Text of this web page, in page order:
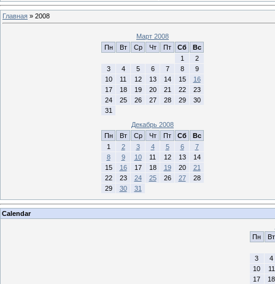
Главная » 2008
Март 2008
Пн
Вт Ср Чт Пт Сб
Вс
1
2
3
4 5 6 7 8
9
10
11 12 13 14 15
16
17
18 19 20 21 22
23
24
25 26 27 28 29
30
31
Декабрь 2008
Пн
Вт Ср Чт Пт Сб
Вс
1
2 3 4 5 6
7
8
9 10 11 12 13
14
15
16 17 18 19 20
21
22
23 24 25 26 27
28
29
30 31
Calendar
Пн
Вт
3
4
10
11
17
18